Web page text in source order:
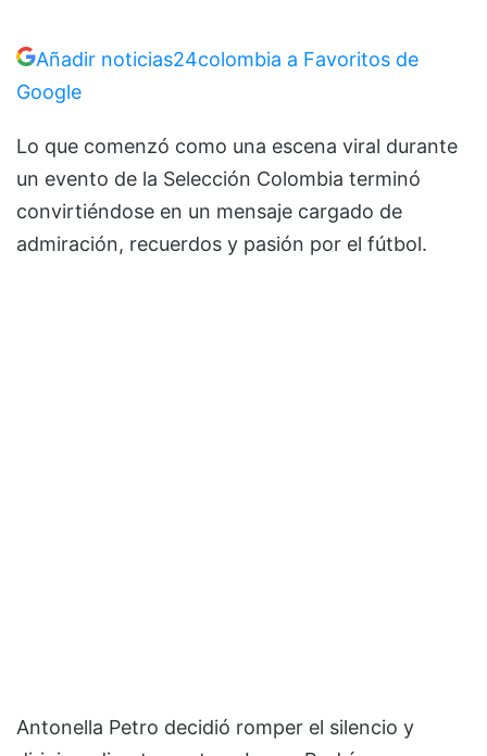
Añadir noticias24colombia a Favoritos de
Google
Lo que comenzó como una escena viral durante
un evento de la Selección Colombia terminó
convirtiéndose en un mensaje cargado de
admiración, recuerdos y pasión por el fútbol.
Antonella Petro decidió romper el silencio y